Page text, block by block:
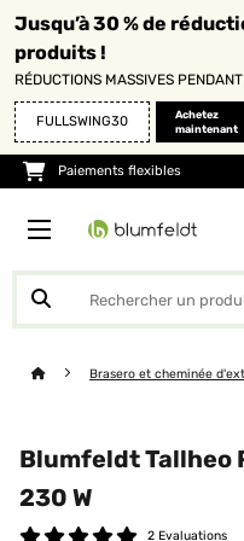
Jusqu’à 30 % de
produits !
RÉDUCTIONS MASSIVES
FULLSWING30
Achetez
maintenant
Paiements flexibles
Brasero et cheminée
Blumfeldt Tallheo
230 W
2 Evaluations